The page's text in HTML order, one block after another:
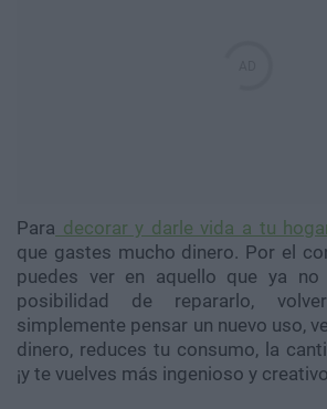
Para decorar y darle vida a tu
que gastes mucho dinero. Por el
puedes ver en aquello que ya
posibilidad de repararlo,
simplemente pensar un nuevo uso,
dinero, reduces tu consumo, la
¡y te vuelves más ingenioso y